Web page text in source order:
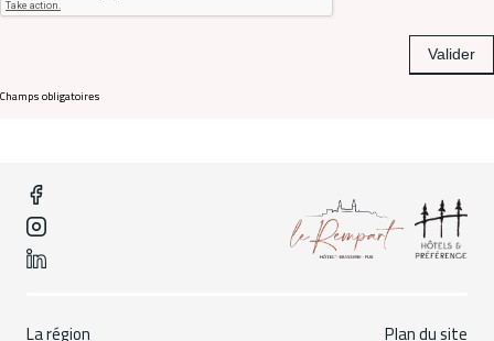
Valider
Champs obligatoires
La région Plan du site